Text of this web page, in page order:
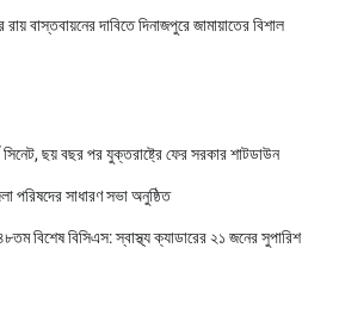
বাস্তবায়নের দাবিতে দিনাজপুরে জামায়াতের বিশাল
সিনেট, ছয় বছর পর যুক্তরাষ্ট্রে ফের সরকার শাটডাউন
পরিষদের সাধারণ সভা অনুষ্ঠিত
বিশেষ বিসিএস: স্বাস্থ্য ক্যাডারের ২১ জনের সুপারিশ